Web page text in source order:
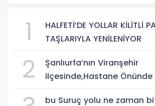
1
HALFETİ’DE YOLLAR KİLİTLİ
TAŞLARIYLA YENİLENİYOR
2
Şanlıurfa’nın Viranşehir
ilçesinde,Hastane Önünde
bu Suruç yolu ne zaman